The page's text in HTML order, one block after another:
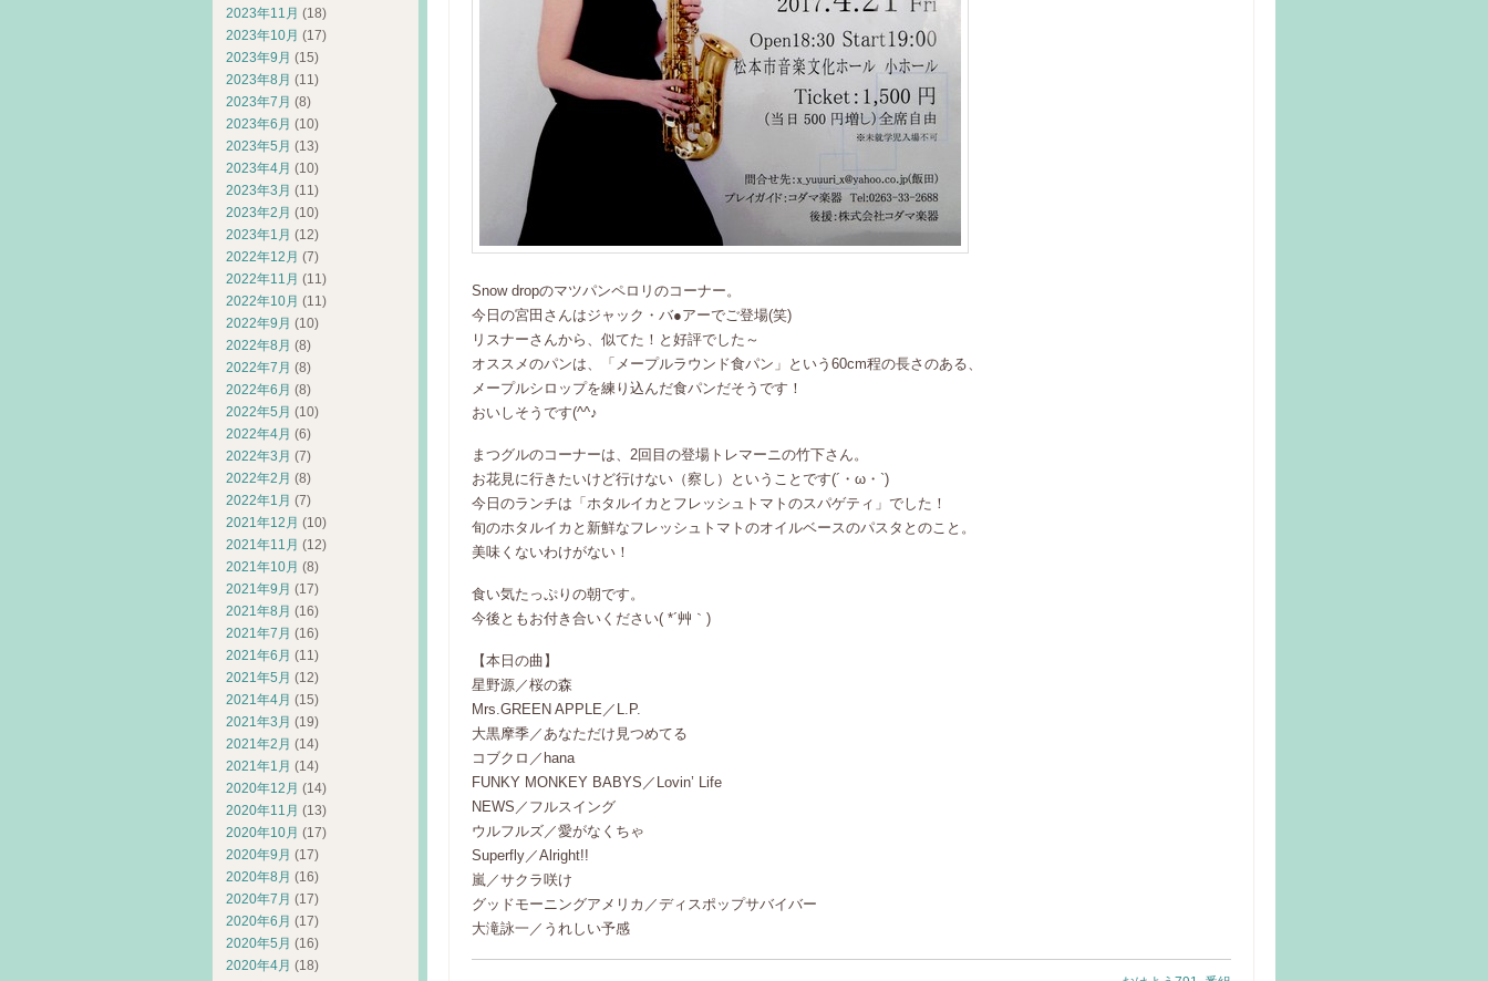
Snow dropのマツパンペロリのコーナー。
今日の宮田さんはジャック・バ●アーでご登場(笑)
リスナーさんから、似てた！と好評でした～
オススメのパンは、「メープルラウンド食パン」という60cm程の長さのある、
メープルシロップを練り込んだ食パンだそうです！
おいしそうです(^^♪
まつグルのコーナーは、2回目の登場トレマーニの竹下さん。
お花見に行きたいけど行けない（察し）ということです(´・ω・`)
今日のランチは「ホタルイカとフレッシュトマトのスパゲティ」でした！
旬のホタルイカと新鮮なフレッシュトマトのオイルベースのパスタとのこと。
美味くないわけがない！
食い気たっぷりの朝です。
今後ともお付き合いください( *´艸｀)
【本日の曲】
星野源／桜の森
Mrs.GREEN APPLE／L.P.
大黒摩季／あなただけ見つめてる
コブクロ／hana
FUNKY MONKEY BABYS／Lovin’ Life
NEWS／フルスイング
ウルフルズ／愛がなくちゃ
Superfly／Alright!!
嵐／サクラ咲け
グッドモーニングアメリカ／ディスポップサバイバー
大滝詠一／うれしい予感
2023年11月 (18)
2023年10月 (17)
2023年9月 (15)
2023年8月 (11)
2023年7月 (8)
2023年6月 (10)
2023年5月 (13)
2023年4月 (10)
2023年3月 (11)
2023年2月 (10)
2023年1月 (12)
2022年12月 (7)
2022年11月 (11)
2022年10月 (11)
2022年9月 (10)
2022年8月 (8)
2022年7月 (8)
2022年6月 (8)
2022年5月 (10)
2022年4月 (6)
2022年3月 (7)
2022年2月 (8)
2022年1月 (7)
2021年12月 (10)
2021年11月 (12)
2021年10月 (8)
2021年9月 (17)
2021年8月 (16)
2021年7月 (16)
2021年6月 (11)
2021年5月 (12)
2021年4月 (15)
2021年3月 (19)
2021年2月 (14)
2021年1月 (14)
2020年12月 (14)
2020年11月 (13)
2020年10月 (17)
2020年9月 (17)
2020年8月 (16)
2020年7月 (17)
2020年6月 (17)
2020年5月 (16)
2020年4月 (18)